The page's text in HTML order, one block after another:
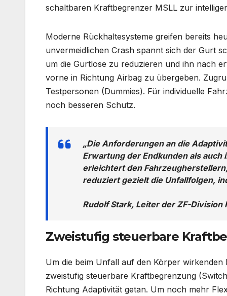
schaltbaren Kraftbegrenzer MSLL zur
Moderne Rückhaltesysteme greifen bereits
unvermeidlichen Crash spannt sich der Gurt
um die Gurtlose zu reduzieren und ihn nach
vorne in Richtung Airbag zu übergeben.
Testpersonen (Dummies). Für individuelle
noch besseren Schutz.
„Die Anforderungen an die
Erwartung der Endkunden als
erleichtert den
reduziert gezielt die Unfallfolgen,
Rudolf Stark, Leiter der ZF-
Zweistufig steuerbare
Um die beim Unfall auf den Körper
zweistufig steuerbare Kraftbegrenzung
Richtung Adaptivität getan. Um noch mehr